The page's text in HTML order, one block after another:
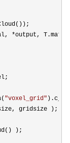
*
"voxel_grid"